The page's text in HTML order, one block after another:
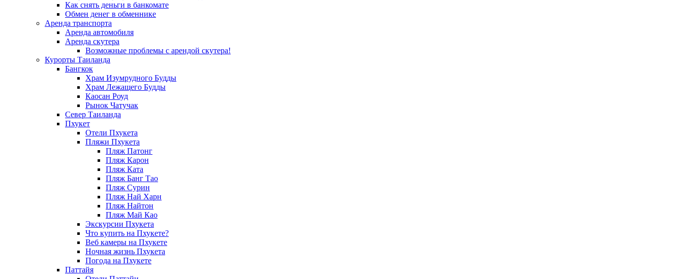
Как снять деньги в банкомате
Обмен денег в обменнике
Аренда транспорта
Аренда автомобиля
Аренда скутера
Возможные проблемы с арендой скутера!
Курорты Таиланда
Бангкок
Храм Изумрудного Будды
Храм Лежащего Будды
Каосан Роуд
Рынок Чатучак
Север Таиланда
Пхукет
Отели Пхукета
Пляжи Пхукета
Пляж Патонг
Пляж Карон
Пляж Ката
Пляж Банг Тао
Пляж Сурин
Пляж Най Харн
Пляж Найтон
Пляж Май Као
Экскурсии Пхукета
Что купить на Пхукете?
Веб камеры на Пхукете
Ночная жизнь Пхукета
Погода на Пхукете
Паттайя